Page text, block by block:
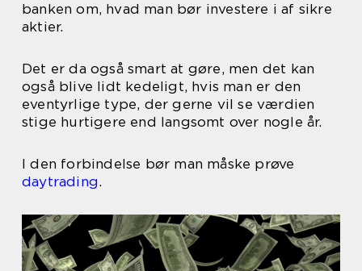
banken om, hvad man bør investere i af sikre
aktier.
Det er da også smart at gøre, men det kan
også blive lidt kedeligt, hvis man er den
eventyrlige type, der gerne vil se værdien
stige hurtigere end langsomt over nogle år.
I den forbindelse bør man måske prøve
daytrading.